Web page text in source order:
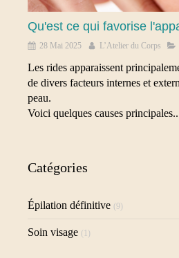
Qu'est ce qui favorise
28 Mai 2025 L’Atelier du Corps
Les rides apparaissent
de divers facteurs internes et
peau.
Voici quelques causes
Catégories
Épilation définitive (9)
Soin visage (1)